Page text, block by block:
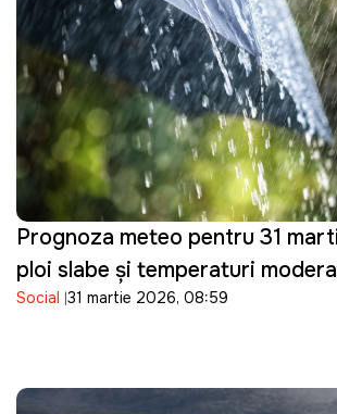
Prognoza meteo pentru 31
ploi slabe și temperaturi
țara
Social 31 martie 2026, 08:59